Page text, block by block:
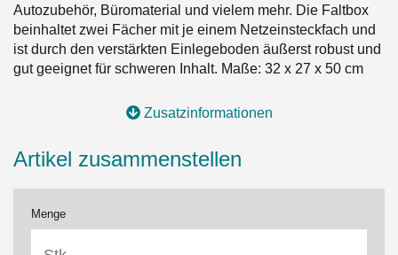
Autozubehör, Büromaterial und vielem mehr. Die Faltbox
beinhaltet zwei Fächer mit je einem Netzeinsteckfach und
ist durch den verstärkten Einlegeboden äußerst robust und
gut geeignet für schweren Inhalt. Maße: 32 x 27 x 50 cm
Zusatzinformationen
Artikel zusammenstellen
Menge